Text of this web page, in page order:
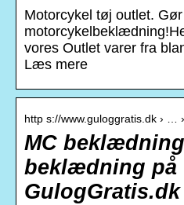
Motorcykel tøj outlet.
vores Outlet varer fra
Læs mere
http s://www.guloggratis.dk › …
MC
beklædning på
GulogGratis.dk